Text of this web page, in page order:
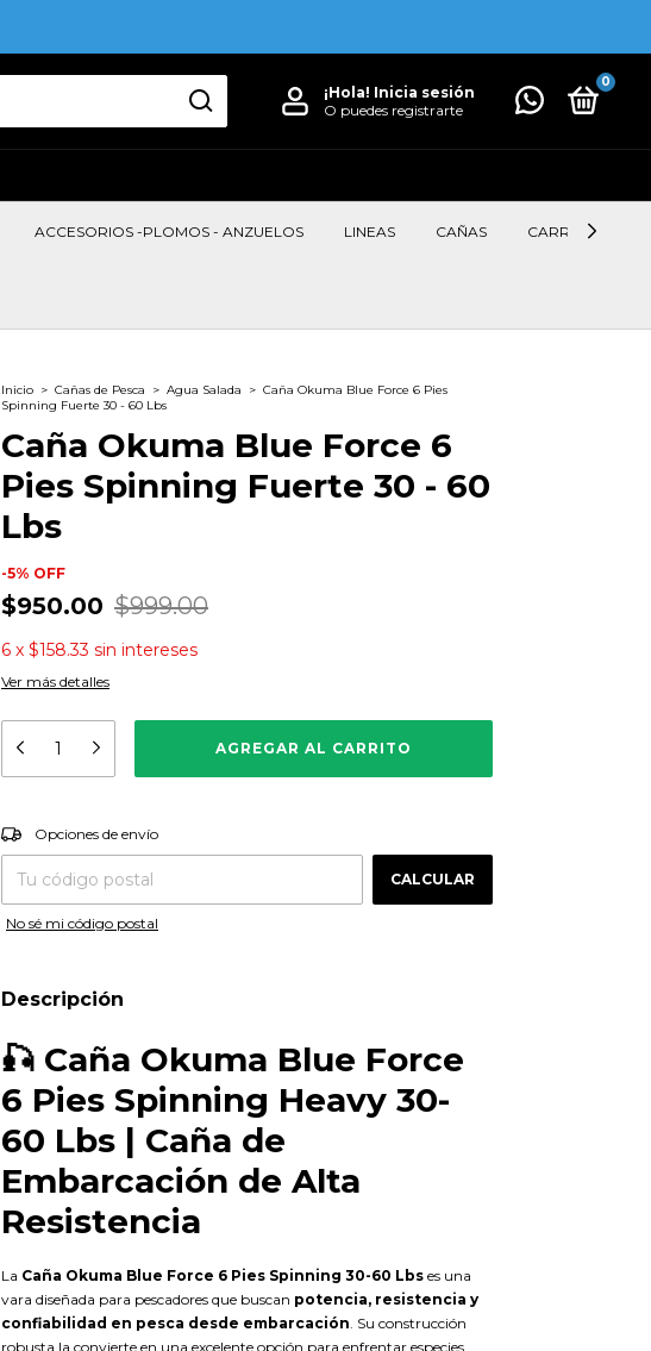
¡Hola! Inicia sesión
O puedes registrarte
0
ACCESORIOS -PLOMOS - ANZUELOS LINEAS CAÑAS CARRETES
Inicio > Cañas de Pesca > Agua Salada > Caña Okuma Blue Force 6 Pies
Spinning Fuerte 30 - 60 Lbs
Caña Okuma Blue Force 6
Pies Spinning Fuerte 30 - 60
Lbs
-5% OFF
$950.00 $999.00
6 x $158.33 sin intereses
Ver más detalles
Entregas para el CP:
Opciones de envío
CALCULAR
No sé mi código postal
Descripción
🎣 Caña Okuma Blue Force
6 Pies Spinning Heavy 30-
60 Lbs | Caña de
Embarcación de Alta
Resistencia
La Caña Okuma Blue Force 6 Pies Spinning 30-60 Lbs es una
vara diseñada para pescadores que buscan potencia, resistencia y
confiabilidad en pesca desde embarcación . Su construcción
robusta la convierte en una excelente opción para enfrentar especies